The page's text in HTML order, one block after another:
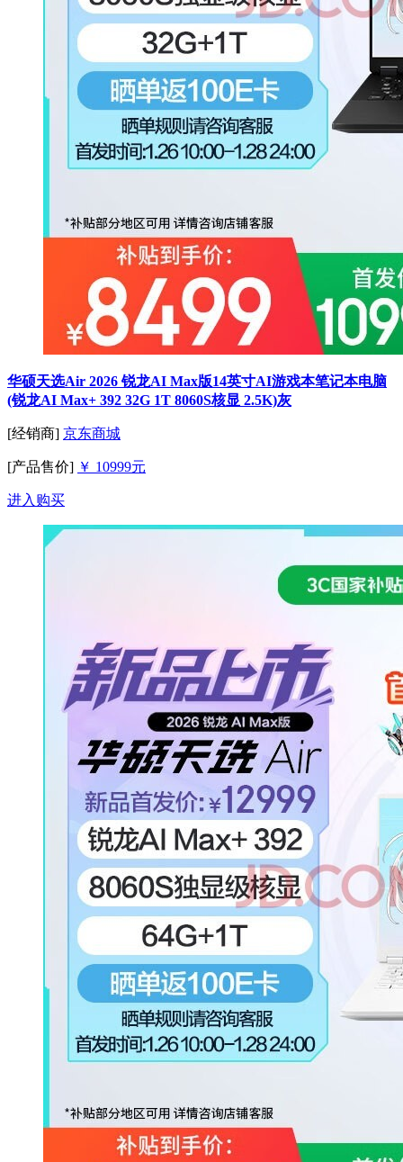
华硕天选Air 2026 锐龙AI Max版14英寸AI游戏本笔记本电脑
(锐龙AI Max+ 392 32G 1T 8060S核显 2.5K)灰
[经销商] 京东商城
[产品售价] ￥ 10999元
进入购买